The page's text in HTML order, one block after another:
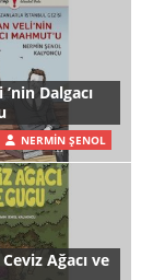
Dalgacı
NERMIN ŞENOL
Ağacı ve